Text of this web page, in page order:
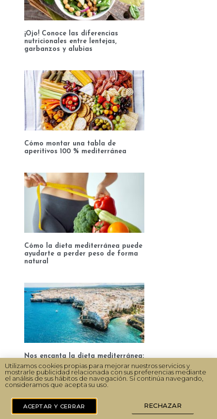
¡Ojo! Conoce las diferencias
nutricionales entre lentejas,
garbanzos y alubias
Cómo montar una tabla de
aperitivos 100 % mediterránea
Cómo la dieta mediterránea puede
ayudarte a perder peso de forma
natural
Nos encanta la dieta mediterránea:
Cuáles son sus diferencias en
España, Italia y Grecia?
Utilizamos cookies propias para mejorar nuestros servicios y
mostrarle publicidad relacionada con sus preferencias mediante
el análisis de sus hábitos de navegación. Si continúa navegando,
consideramos que acepta su uso.
ACEPTAR Y CERRAR RECHAZAR